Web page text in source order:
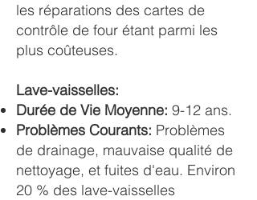
les réparations des cartes de
contrôle de four étant parmi les
plus coûteuses​​.
Lave-vaisselles:
Durée de Vie Moyenne: 9-12 ans.
Problèmes Courants: Problèmes
de drainage, mauvaise qualité de
nettoyage, et fuites d'eau. Environ
20 % des lave-vaisselles